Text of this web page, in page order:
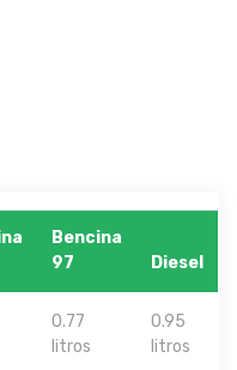
Bencina
97
Diesel
0.77
litros
0.95
litros